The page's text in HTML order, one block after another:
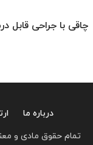
چاقی با جراحی قابل
درباره ما
تمام حقوق مادی و